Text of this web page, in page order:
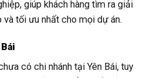
giúp khách hàng tìm ra giải
và tối ưu nhất cho mọi dự án.
có chi nhánh tại Yên Bái, tuy